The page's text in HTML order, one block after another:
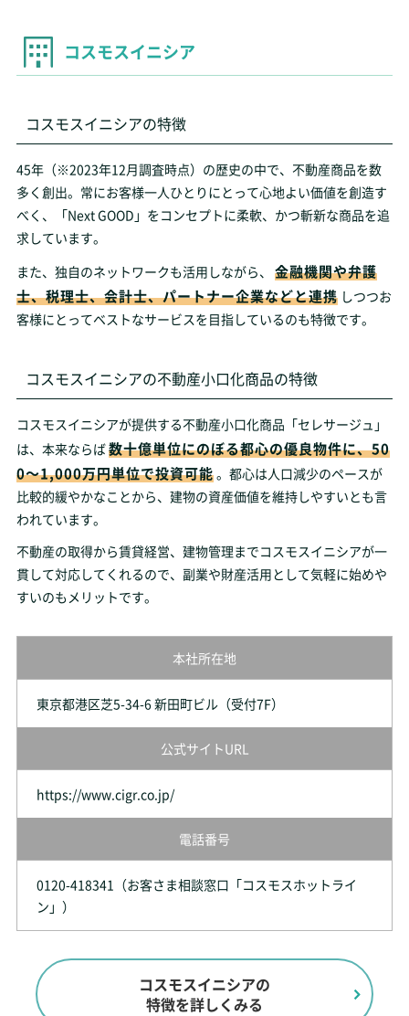
コスモスイニシア
コスモスイニシアの特徴
45年（※2023年12月調査時点）の歴史の中で、不動産商品を数
多く創出。常にお客様一人ひとりにとって心地よい価値を創造す
べく、「Next GOOD」をコンセプトに柔軟、かつ斬新な商品を追
求しています。
また、独自のネットワークも活用しながら、
金融機関や弁護
士、税理士、会計士、パートナー企業などと連携 しつつお
客様にとってベストなサービスを目指しているのも特徴です。
コスモスイニシアの不動産小口化商品の特徴
コスモスイニシアが提供する不動産小口化商品「セレサージュ」
は、本来ならば数十億単位にのぼる都心の優良物件に、50
0～1,000万円単位で投資可能。都心は人口減少のペースが
比較的緩やかなことから、建物の資産価値を維持しやすいとも言
われています。
不動産の取得から賃貸経営、建物管理までコスモスイニシアが一
貫して対応してくれるので、副業や財産活用として気軽に始めや
すいのもメリットです。
本社所在地
東京都港区芝5-34-6 新田町ビル（受付7F）
公式サイトURL
https://www.cigr.co.jp/
電話番号
0120-418341（お客さま相談窓口「コスモスホットライ
ン」）
コスモスイニシアの
特徴を詳しくみる